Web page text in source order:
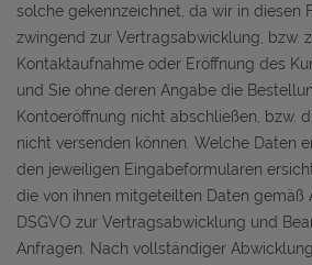
solche gekennzeichnet, da wir in diesen
zwingend zur Vertragsabwicklung, bzw.
Kontaktaufnahme oder Eröffnung des
und Sie ohne deren Angabe die
Kontoeröffnung nicht abschließen, bzw.
nicht versenden können. Welche Daten
den jeweiligen Eingabeformularen
die von ihnen mitgeteilten Daten gemäß
DSGVO zur Vertragsabwicklung und
Anfragen. Nach vollständiger